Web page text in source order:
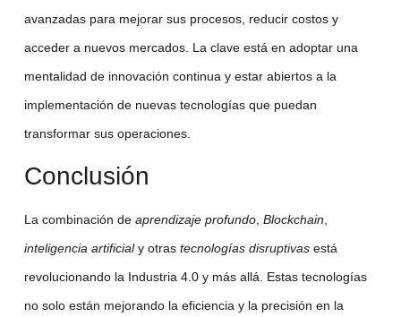
avanzadas para mejorar sus procesos, reducir costos y
acceder a nuevos mercados. La clave está en adoptar una
mentalidad de innovación continua y estar abiertos a la
implementación de nuevas tecnologías que puedan
transformar sus operaciones.
Conclusión
La combinación de aprendizaje profundo, Blockchain
inteligencia artificialy otras tecnologías disruptivasestá
revolucionando la Industria 4.0 y más allá. Estas tecnologías
no solo están mejorando la eficiencia y la precisión en la